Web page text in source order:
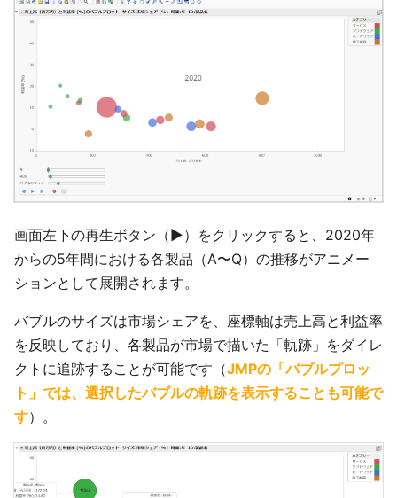
画面左下の再生ボタン（▶）をクリックすると、2020年
からの5年間における各製品（A〜Q）の推移がアニメー
ションとして展開されます。
バブルのサイズは市場シェアを、座標軸は売上高と利益率
を反映しており、各製品が市場で描いた「軌跡」をダイレ
クトに追跡することが可能です（JMPの「バブルプロッ
ト」では、選択したバブルの軌跡を表示することも可能で
す）。